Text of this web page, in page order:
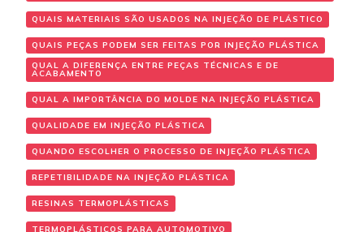
QUAIS MATERIAIS SÃO USADOS NA INJEÇÃO DE PLÁSTICO
QUAIS PEÇAS PODEM SER FEITAS POR INJEÇÃO PLÁSTICA
QUAL A DIFERENÇA ENTRE PEÇAS TÉCNICAS E DE
ACABAMENTO
QUAL A IMPORTÂNCIA DO MOLDE NA INJEÇÃO PLÁSTICA
QUALIDADE EM INJEÇÃO PLÁSTICA
QUANDO ESCOLHER O PROCESSO DE INJEÇÃO PLÁSTICA
REPETIBILIDADE NA INJEÇÃO PLÁSTICA
RESINAS TERMOPLÁSTICAS
TERMOPLÁSTICOS PARA AUTOMOTIVO